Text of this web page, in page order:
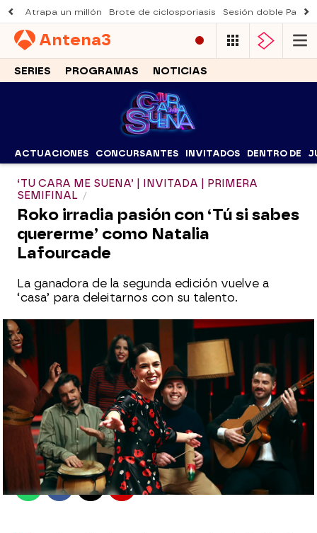
Atrapa un millón Brote de ciclosporiasis Sesión doble
Antena3
SERIES PROGRAMAS NOTICIAS
ACTUACIONES CONCURSANTES INVITADOS DENTRO DE
‘TU CARA ME SUENA’ | INVITADA | PRIMERA
SEMIFINAL
Roko irradia pasión con ‘Tú si sabes
quererme’ como Natalia
Lafourcade
La ganadora de la segunda edición vuelve a
‘casa’ para deleitarnos con su talento.
antena3.com
Madrid
Publicado:19 de febrero de 2022, 00:51
WhatsappFacebook
X Flipboard